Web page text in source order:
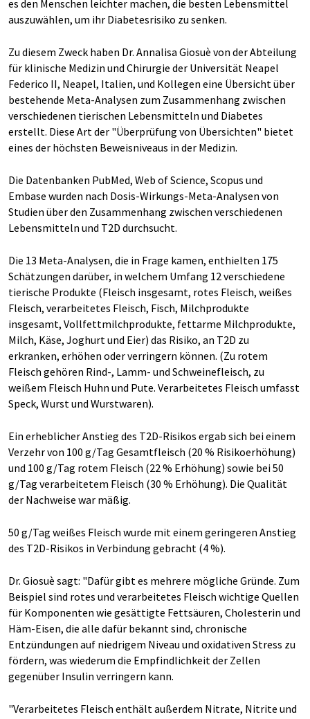
es den Menschen leichter machen, die besten Lebensmittel
auszuwählen, um ihr Diabetesrisiko zu senken.
Zu diesem Zweck haben Dr. Annalisa Giosuè von der Abteilung
für klinische Medizin und Chirurgie der Universität Neapel
Federico II, Neapel, Italien, und Kollegen eine Übersicht über
bestehende Meta-Analysen zum Zusammenhang zwischen
verschiedenen tierischen Lebensmitteln und Diabetes
erstellt. Diese Art der "Überprüfung von Übersichten" bietet
eines der höchsten Beweisniveaus in der Medizin.
Die Datenbanken PubMed, Web of Science, Scopus und
Embase wurden nach Dosis-Wirkungs-Meta-Analysen von
Studien über den Zusammenhang zwischen verschiedenen
Lebensmitteln und T2D durchsucht.
Die 13 Meta-Analysen, die in Frage kamen, enthielten 175
Schätzungen darüber, in welchem Umfang 12 verschiedene
tierische Produkte (Fleisch insgesamt, rotes Fleisch, weißes
Fleisch, verarbeitetes Fleisch, Fisch, Milchprodukte
insgesamt, Vollfettmilchprodukte, fettarme Milchprodukte,
Milch, Käse, Joghurt und Eier) das Risiko, an T2D zu
erkranken, erhöhen oder verringern können. (Zu rotem
Fleisch gehören Rind-, Lamm- und Schweinefleisch, zu
weißem Fleisch Huhn und Pute. Verarbeitetes Fleisch umfasst
Speck, Wurst und Wurstwaren).
Ein erheblicher Anstieg des T2D-Risikos ergab sich bei einem
Verzehr von 100 g/Tag Gesamtfleisch (20 % Risikoerhöhung)
und 100 g/Tag rotem Fleisch (22 % Erhöhung) sowie bei 50
g/Tag verarbeitetem Fleisch (30 % Erhöhung). Die Qualität
der Nachweise war mäßig.
50 g/Tag weißes Fleisch wurde mit einem geringeren Anstieg
des T2D-Risikos in Verbindung gebracht (4 %).
Dr. Giosuè sagt: "Dafür gibt es mehrere mögliche Gründe. Zum
Beispiel sind rotes und verarbeitetes Fleisch wichtige Quellen
für Komponenten wie gesättigte Fettsäuren, Cholesterin und
Häm-Eisen, die alle dafür bekannt sind, chronische
Entzündungen auf niedrigem Niveau und oxidativen Stress zu
fördern, was wiederum die Empfindlichkeit der Zellen
gegenüber Insulin verringern kann.
"Verarbeitetes Fleisch enthält außerdem Nitrate, Nitrite und